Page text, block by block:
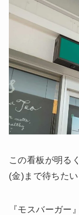
この看板が明る
(金)まで待ちたい
『モスバーガー